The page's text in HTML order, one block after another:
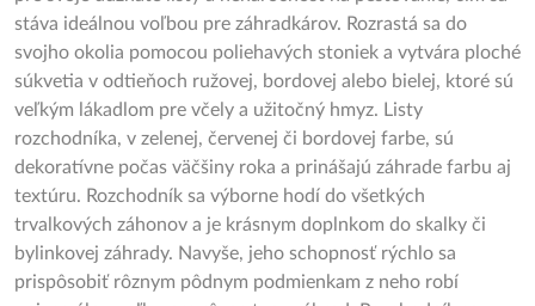
stáva ideálnou voľbou pre záhradkárov. Rozrastá sa do
svojho okolia pomocou poliehavých stoniek a vytvára ploché
súkvetia v odtieňoch ružovej, bordovej alebo bielej, ktoré sú
veľkým lákadlom pre včely a užitočný hmyz. Listy
rozchodníka, v zelenej, červenej či bordovej farbe, sú
dekoratívne počas väčšiny roka a prinášajú záhrade farbu aj
textúru. Rozchodník sa výborne hodí do všetkých
trvalkových záhonov a je krásnym doplnkom do skalky či
bylinkovej záhrady. Navyše, jeho schopnosť rýchlo sa
prispôsobiť rôznym pôdnym podmienkam z neho robí